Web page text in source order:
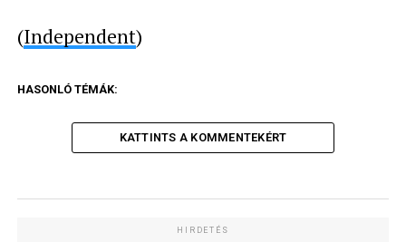
(Independent)
HASONLÓ TÉMÁK:
KATTINTS A KOMMENTEKÉRT
HIRDETÉS